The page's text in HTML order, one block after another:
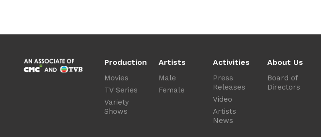
Production
Movies
TV Series
Variety
Shows
Artists
Male
Female
Activities
Press
Releases
Video
Artists
News
About Us
Board of
Directors